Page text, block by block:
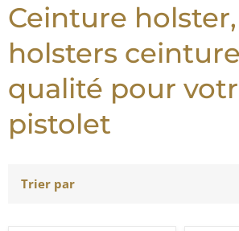
Ceinture holster,
holsters
qualité pour
pistolet
Trier par